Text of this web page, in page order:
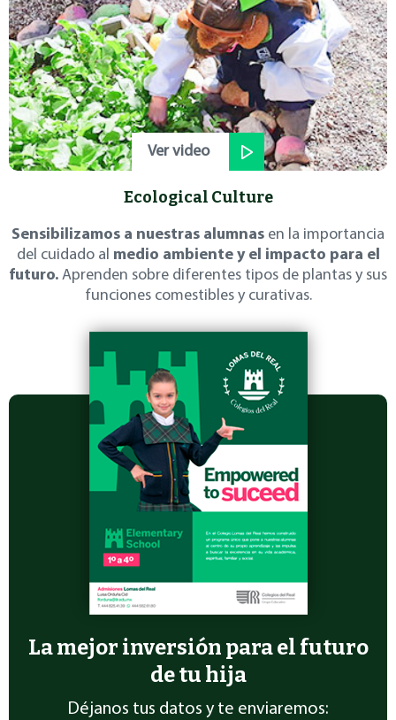
Ver video
Ecological Culture
Sensibilizamos a nuestras alumnas en la importancia
del cuidado al medio ambiente y el impacto para el
futuro. Aprenden sobre diferentes tipos de plantas y sus
funciones comestibles y curativas.
La mejor inversión para el futuro
de tu hija
Déjanos tus datos y te enviaremos: